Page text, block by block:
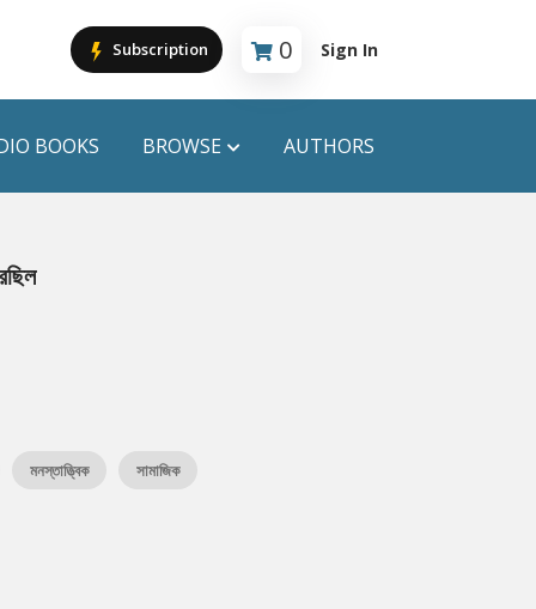
Subscription 0
Cart is empty
Sign In
BOOKS BROWSE AUTHORS
মনস্তাত্ত্বিক সামাজিক